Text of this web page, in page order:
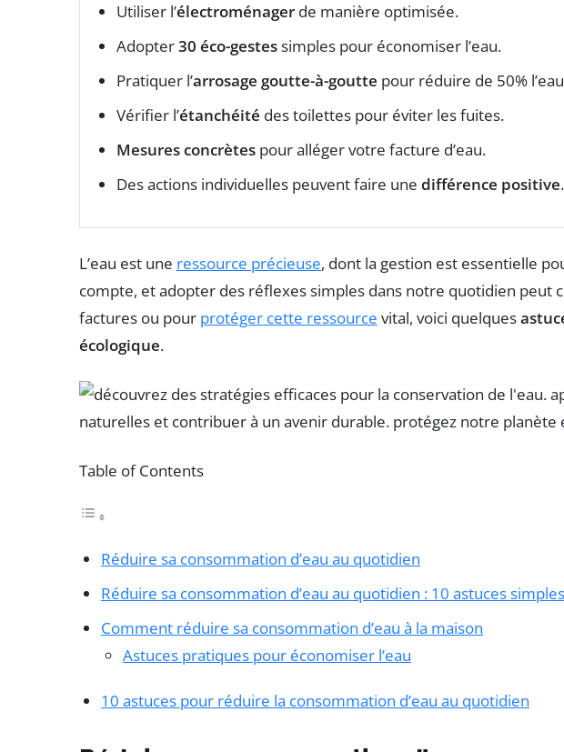
Utiliser l’électroménager de manière optimisée.
Adopter30 éco-gestessimples pour économiser l’eau.
Pratiquer l’arrosage goutte-à-goutte pour réduire de 50%
Vérifier l’étanchéité des toilettes pour éviter les fuites.
Mesures concrètes pour alléger votre facture d’eau.
Des actions individuelles peuvent faire une différence positive.
L’eau est une ressource précieuse, dont la gestion est essentielle
compte, et adopter des réflexes simples dans notre quotidien
factures ou pour protéger cette ressource vital, voici quelques
écologique.
Table of Contents
Réduire sa consommation d’eau au quotidien
Réduire sa consommation d’eau au quotidien : 10 astuces simples
Comment réduire sa consommation d’eau à la maison
Astuces pratiques pour économiser l’eau
10 astuces pour réduire la consommation d’eau au quotidien